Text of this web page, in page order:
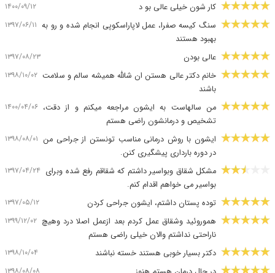
کار شون خیلی عالی بو د ۱۴۰۰/۰۹/۱۲
سنگ کیسه صفرا، عمل لاپاراسکوپی انجام شده و رو به
بهبود هستند
۱۳۹۷/۰۶/۱۱
عالی بودن ۱۳۹۷/۰۸/۲۳
خانم دکتر عالی هستن ان شالله همیشه سالم و سلامت
باشند
۱۳۹۸/۱۰/۰۲
من سالهاست به ایشون مراجعه میکنم و از دقت،
تشخیص و درمانشون راضی هستم
۱۴۰۰/۰۴/۰۶
ایشون با روش درمانی مناسب تونستن از جراحی من
در دوره بارداری پیشگیری کنن.
۱۳۹۸/۰۸/۰۱
مشکل شقاق وبواسیر داشتم که شقاقم رفع شده وبرای
بواسیر می خواهم اقدام کنم.
۱۳۹۷/۰۴/۲۴
توده پستان داشتم، ایشون جراحی کردن ۱۳۹۷/۰۵/۱۲
هموروئید وشقاق عمل کردم بعد ازعمل اصلا درد وهیچ
ناراحتی نداشتم والان خیلی راضی هستم
۱۳۹۹/۱۲/۰۲
دکتر بسیار خوبی هستند خسته نباشند ۱۳۹۸/۱۰/۰۴